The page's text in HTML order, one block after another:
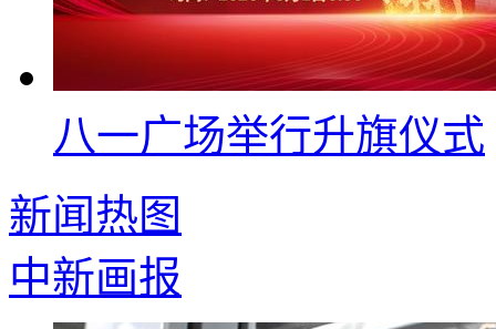
八一广场举行升旗仪式
新闻热图
中新画报